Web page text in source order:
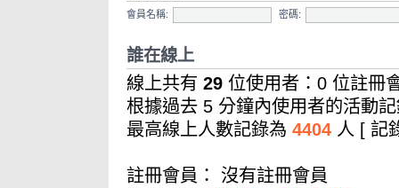
會員名稱:
密碼:
誰在線上
線上共有 29 位使用者：0 位註冊
根據過去 5 分鐘內使用者的活動
最高線上人數記錄為 4404 人 [ 記
註冊會員： 沒有註冊會員